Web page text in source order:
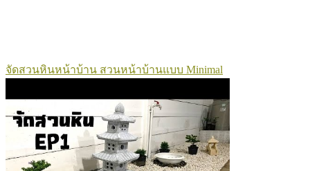
จัดสวนหินหน้าบ้าน สวนหน้าบ้านแบบ Minimal